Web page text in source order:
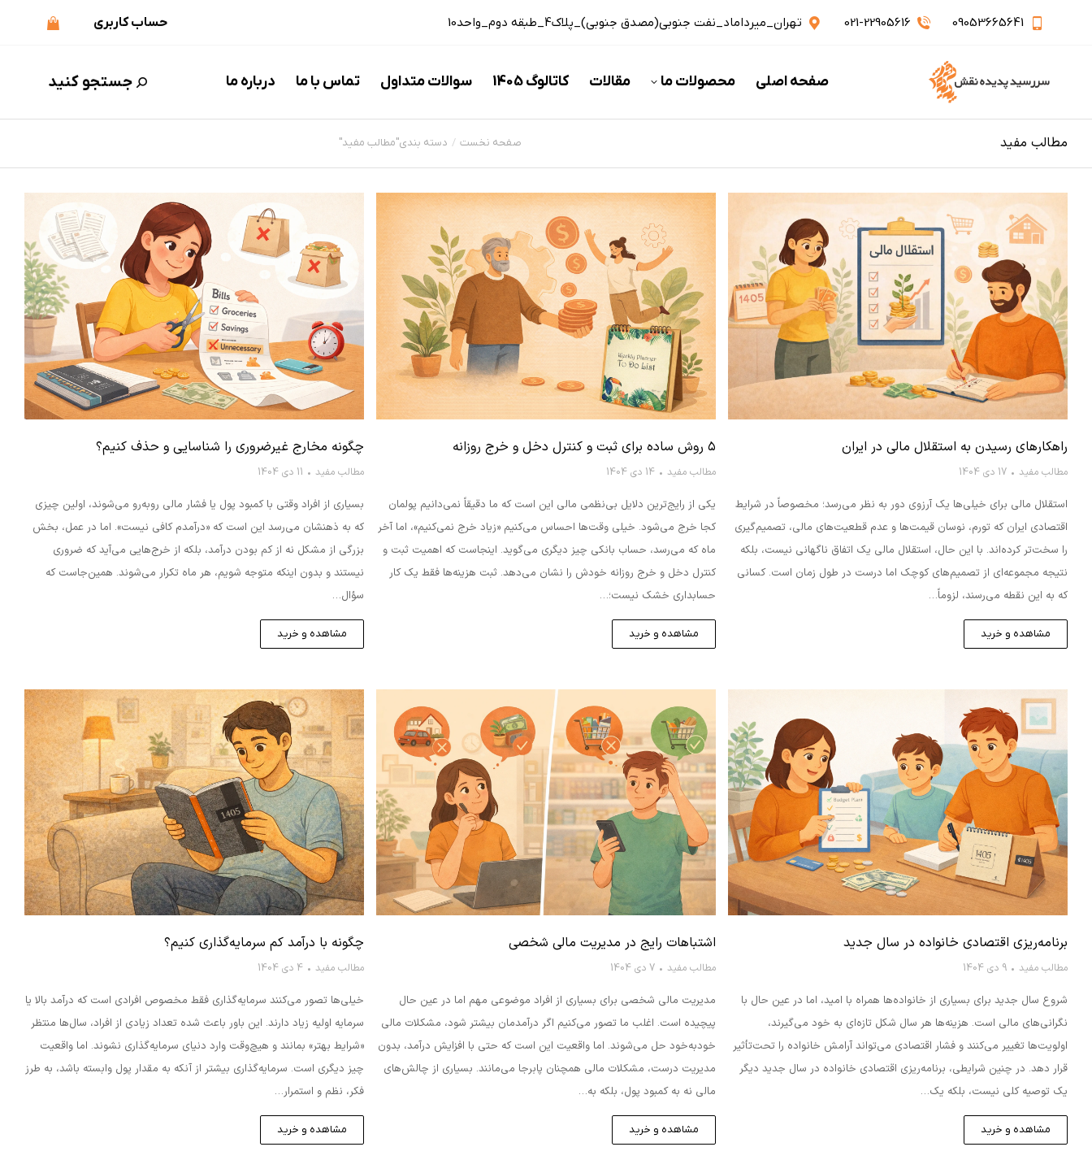
09053665641
021-22905616 تهران_میرداماد_نفت جنوبی(مصدق جنوبی)_پلاک4_طبقه دوم_واحد10 حساب کاربری
صفحه اصلی محصولات ما مقالات کاتالوگ 1405 سوالات متداول تماس با ما درباره ما جستجو کنید
مطالب مفید مکان شما:
صفحه نخست دسته بندی"مطالب مفید"
راهکارهای رسیدن به استقلال مالی در ایران
مطالب مفید 17 دی 1404
استقلال مالی برای خیلی‌ها یک آرزوی دور به نظر می‌رسد؛ مخصوصاً در شرایط
اقتصادی ایران که تورم، نوسان قیمت‌ها و عدم قطعیت‌های مالی، تصمیم‌گیری
را سخت‌تر کرده‌اند. با این حال، استقلال مالی یک اتفاق ناگهانی نیست، بلکه
نتیجه مجموعه‌ای از تصمیم‌های کوچک اما درست در طول زمان است. کسانی
که به این نقطه می‌رسند، لزوماً…
مشاهده و خرید
۵ روش ساده برای ثبت و کنترل دخل و خرج روزانه
مطالب مفید 14 دی 1404
یکی از رایج‌ترین دلایل بی‌نظمی مالی این است که ما دقیقاً نمی‌دانیم پولمان
کجا خرج می‌شود. خیلی وقت‌ها احساس می‌کنیم «زیاد خرج نمی‌کنیم»، اما آخر
ماه که می‌رسد، حساب بانکی چیز دیگری می‌گوید. اینجاست که اهمیت ثبت و
کنترل دخل و خرج روزانه خودش را نشان می‌دهد. ثبت هزینه‌ها فقط یک کار
حسابداری خشک نیست؛…
مشاهده و خرید
چگونه مخارج غیرضروری را شناسایی و حذف کنیم؟
مطالب مفید 11 دی 1404
بسیاری از افراد وقتی با کمبود پول یا فشار مالی روبه‌رو می‌شوند، اولین چیزی
که به ذهنشان می‌رسد این است که «درآمدم کافی نیست». اما در عمل، بخش
بزرگی از مشکل نه از کم بودن درآمد، بلکه از خرج‌هایی می‌آید که ضروری
نیستند و بدون اینکه متوجه شویم، هر ماه تکرار می‌شوند. همین‌جاست که
سؤال…
مشاهده و خرید
برنامه‌ریزی اقتصادی خانواده در سال جدید
مطالب مفید 9 دی 1404
شروع سال جدید برای بسیاری از خانواده‌ها همراه با امید، اما در عین حال با
نگرانی‌های مالی است. هزینه‌ها هر سال شکل تازه‌ای به خود می‌گیرند،
اولویت‌ها تغییر می‌کنند و فشار اقتصادی می‌تواند آرامش خانواده را تحت‌تأثیر
قرار دهد. در چنین شرایطی، برنامه‌ریزی اقتصادی خانواده در سال جدید دیگر
یک توصیه کلی نیست، بلکه یک…
مشاهده و خرید
اشتباهات رایج در مدیریت مالی شخصی
مطالب مفید 7 دی 1404
مدیریت مالی شخصی برای بسیاری از افراد موضوعی مهم اما در عین حال
پیچیده است. اغلب ما تصور می‌کنیم اگر درآمدمان بیشتر شود، مشکلات مالی
خودبه‌خود حل می‌شوند. اما واقعیت این است که حتی با افزایش درآمد، بدون
مدیریت درست، مشکلات مالی همچنان پابرجا می‌مانند. بسیاری از چالش‌های
مالی نه به کمبود پول، بلکه به…
مشاهده و خرید
چگونه با درآمد کم سرمایه‌گذاری کنیم؟
مطالب مفید 4 دی 1404
خیلی‌ها تصور می‌کنند سرمایه‌گذاری فقط مخصوص افرادی است که درآمد بالا یا
سرمایه اولیه زیاد دارند. این باور باعث شده تعداد زیادی از افراد، سال‌ها منتظر
«شرایط بهتر» بمانند و هیچ‌وقت وارد دنیای سرمایه‌گذاری نشوند. اما واقعیت
چیز دیگری است. سرمایه‌گذاری بیشتر از آنکه به مقدار پول وابسته باشد، به طرز
فکر، نظم و استمرار…
مشاهده و خرید